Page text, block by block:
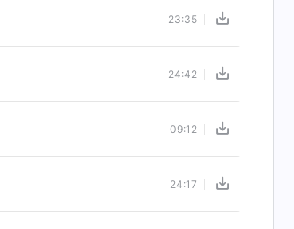
23:35
24:42
09:12
24:17